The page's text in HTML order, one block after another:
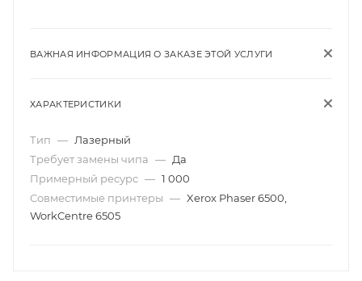
ВАЖНАЯ ИНФОРМАЦИЯ О ЗАКАЗЕ ЭТОЙ УСЛУГИ
ХАРАКТЕРИСТИКИ
Тип — Лазерный
Требует замены чипа — Да
Примерный ресурс — 1 000
Совместимые принтеры — Xerox Phaser 6500,
WorkCentre 6505